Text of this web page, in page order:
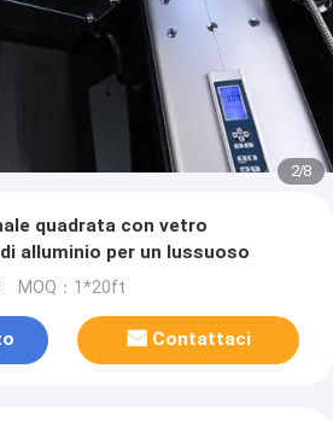
2/8
quadrata con vetro
alluminio per un lussuoso
MOQ：1*20ft
Contattaci